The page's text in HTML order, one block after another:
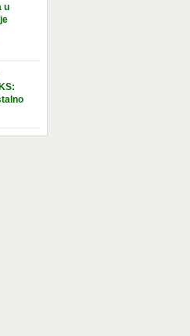
po
je
u
5.
će
sam